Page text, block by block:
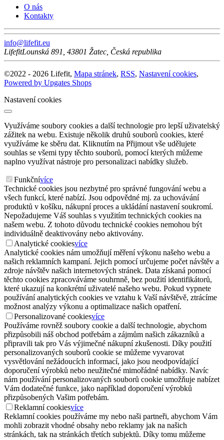
O nás
Kontakty
info@lifefit.eu
LifefitLounská 891 43801 Žatec Česká republika
©2022 - 2026 Lifefit, Mapa stránek, RSS, Nastavení cookies,
Powered by Upgates Shops
Nastavení cookies
Využíváme soubory cookies a další technologie pro lepší uživatelský
zážitek na webu. Existuje několik druhů souborů cookies, které
využíváme ke sběru dat. Kliknutím na Přijmout vše udělujete
souhlas se všemi typy těchto souborů, pomocí kterých můžeme
naplno využívat nástroje pro personalizaci nabídky služeb.
Funkčnívíce
Technické cookies jsou nezbytné pro správné fungování webu a
všech funkcí, které nabízí. Jsou odpovědné mj. za uchovávání
produktů v košíku, nákupní proces a ukládání nastavení soukromí.
Nepožadujeme Váš souhlas s využitím technických cookies na
našem webu. Z tohoto důvodu technické cookies nemohou být
individuálně deaktivovány nebo aktivovány.
Analytické cookiesvíce
Analytické cookies nám umožňují měření výkonu našeho webu a
našich reklamních kampaní. Jejich pomocí určujeme počet návštěv a
zdroje návštěv našich internetových stránek. Data získaná pomocí
těchto cookies zpracováváme souhrnně, bez použití identifikátorů,
které ukazují na konkrétní uživatelé našeho webu. Pokud vypnete
používání analytických cookies ve vztahu k Vaší návštěvě, ztrácíme
možnost analýzy výkonu a optimalizace našich opatření.
Personalizované cookiesvíce
Používáme rovněž soubory cookie a další technologie, abychom
přizpůsobili náš obchod potřebám a zájmům našich zákazníků a
připravili tak pro Vás výjimečné nákupní zkušenosti. Díky použití
personalizovaných souborů cookie se můžeme vyvarovat
vysvětlování nežádoucích informací, jako jsou neodpovídající
doporučení výrobků nebo neužitečné mimořádné nabídky. Navíc
nám používání personalizovaných souborů cookie umožňuje nabízet
Vám dodatečné funkce, jako například doporučení výrobků
přizpůsobených Vašim potřebám.
Reklamní cookiesvíce
Reklamní cookies používáme my nebo naši partneři, abychom Vám
mohli zobrazit vhodné obsahy nebo reklamy jak na našich
stránkách, tak na stránkách třetích subjektů. Díky tomu můžeme